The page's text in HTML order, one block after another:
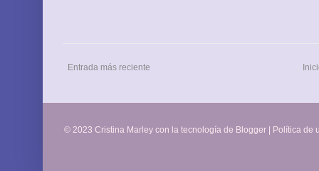
Entrada más reciente
© 2023 Cristina Marley con la tecnología de Blogger | Política de